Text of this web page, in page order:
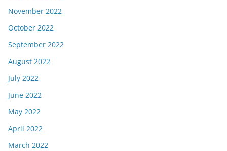
November 2022
October 2022
September 2022
August 2022
July 2022
June 2022
May 2022
April 2022
March 2022